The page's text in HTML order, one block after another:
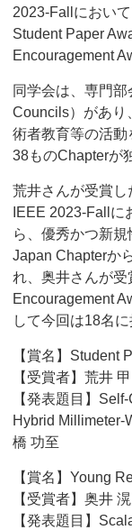
2023-Fallにおい
Student Paper
Encouragement
同学会は、専門
Councils）があり
術者教育等の活
38ものChapterが
荒井さんが受賞
IEEE 2023-Fall
ら、優秀かつ新
Japan Chapterか
れ、奥井さんが
Encouragement
して今回は18名に
【賞名】Student
【受賞者】荒井 甲
【発表題目】
Hybrid Millimeter-
橋 功至
【賞名】Young
【受賞者】奥井
【発表題目】